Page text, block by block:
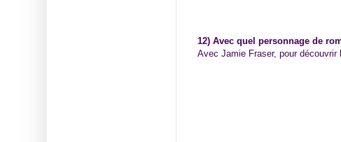
12) Avec quel personnage de
Avec Jamie Fraser, pour